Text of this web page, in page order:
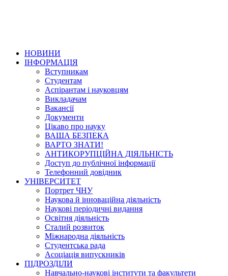
НОВИНИ
ІНФОРМАЦІЯ
Вступникам
Студентам
Аспірантам і науковцям
Викладачам
Вакансії
Документи
Цікаво про науку
ВАША БЕЗПЕКА
ВАРТО ЗНАТИ!
АНТИКОРУПЦІЙНА ДІЯЛЬНІСТЬ
Доступ до публічної інформації
Телефонний довідник
УНІВЕРСИТЕТ
Портрет ЧНУ
Наукова й інноваційна діяльність
Наукові періодичні видання
Освітня діяльність
Сталий розвиток
Міжнародна діяльність
Студентська рада
Асоціація випускників
ПІДРОЗДІЛИ
Навчально-наукові інститути та факультети